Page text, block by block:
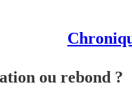
ou rebond ?